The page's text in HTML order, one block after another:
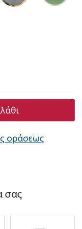
οράσεως
σας